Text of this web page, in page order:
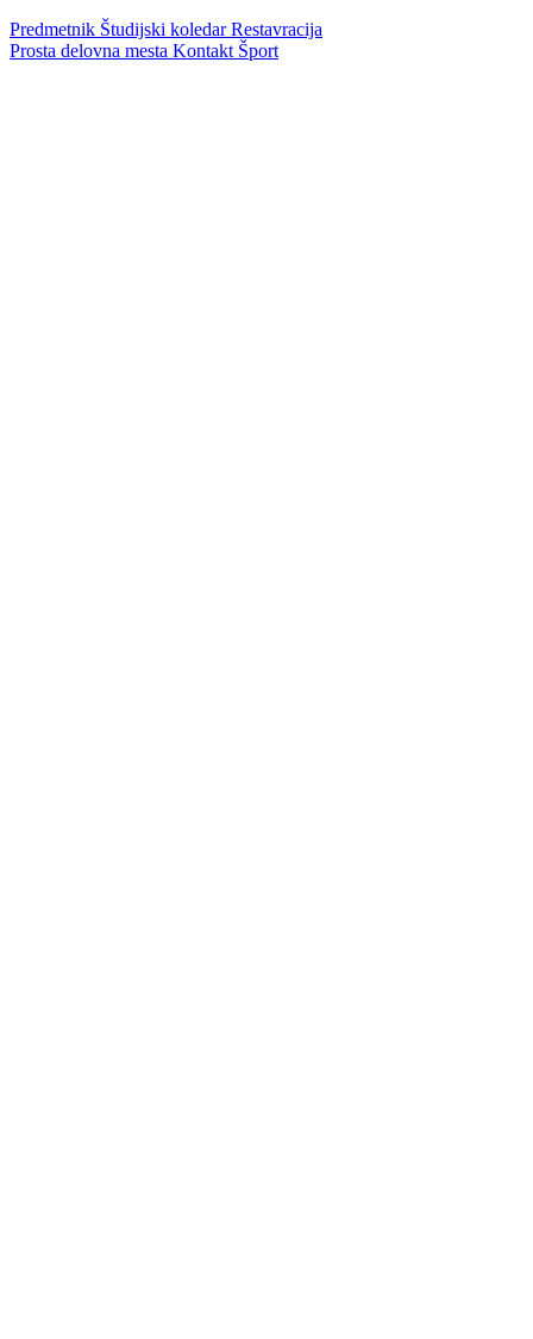
Predmetnik Študijski koledarRestavracija
Prosta delovna mesta Kontakt Šport